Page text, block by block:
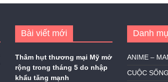
Bài viết mới
Thâm hụt thương mại Mỹ mở
rộng trong tháng 5 do nhập
khẩu tăng mạnh
Danh
ANIME –
CUỘC SỐNG